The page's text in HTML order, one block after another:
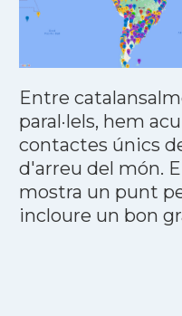
Entre
paral·lels, hem
contactes únics
d'arreu del món.
mostra un punt
incloure un bon